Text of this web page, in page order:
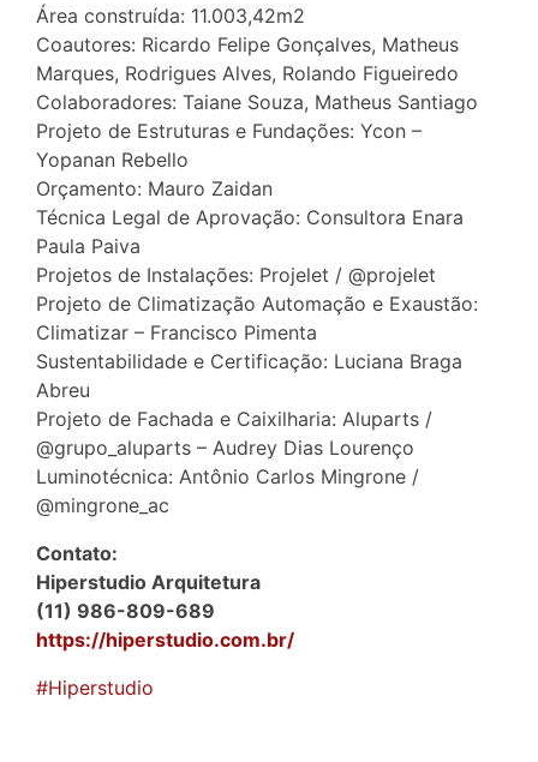
Área construída: 11.003,42m2
Coautores: Ricardo Felipe Gonçalves, Matheus
Marques, Rodrigues Alves, Rolando Figueiredo
Colaboradores: Taiane Souza, Matheus Santiago
Projeto de Estruturas e Fundações: Ycon –
Yopanan Rebello
Orçamento: Mauro Zaidan
Técnica Legal de Aprovação: Consultora Enara
Paula Paiva
Projetos de Instalações: Projelet / @projelet
Projeto de Climatização Automação e Exaustão:
Climatizar – Francisco Pimenta
Sustentabilidade e Certificação: Luciana Braga
Abreu
Projeto de Fachada e Caixilharia: Aluparts /
@grupo_aluparts – Audrey Dias Lourenço
Luminotécnica: Antônio Carlos Mingrone /
@mingrone_ac
Contato:
Hiperstudio Arquitetura
(11) 986-809-689
https://hiperstudio.com.br/
#Hiperstudio